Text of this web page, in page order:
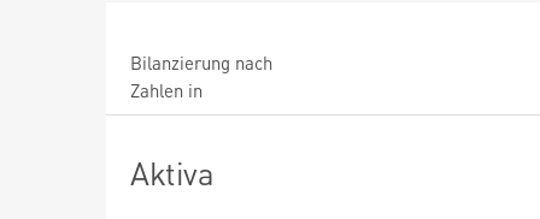
Bilanzierung nach
Zahlen in
Aktiva